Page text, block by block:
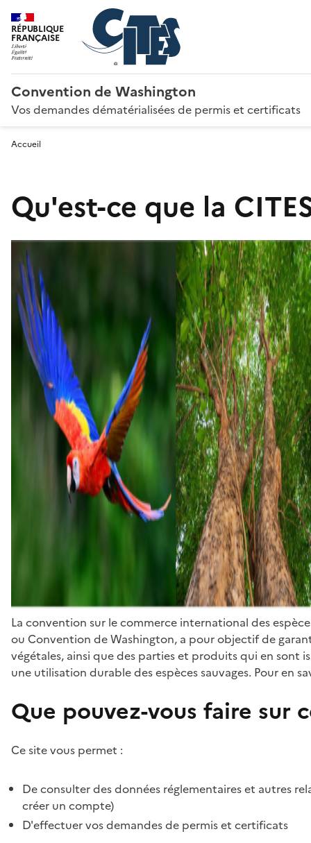
RÉPUBLIQUE
FRANÇAISE
Convention de Washington
Vos demandes dématérialisées de permis et certificats
Accueil
Qu'est-ce que la
La convention sur le commerce international des
ou Convention de Washington, a pour objectif de
végétales, ainsi que des parties et produits qui en sont
une utilisation durable des espèces sauvages. Pour en
Que pouvez-vous faire sur
Ce site vous permet :
De consulter des données réglementaires et autres
créer un compte)
D'effectuer vos demandes de permis et certificats